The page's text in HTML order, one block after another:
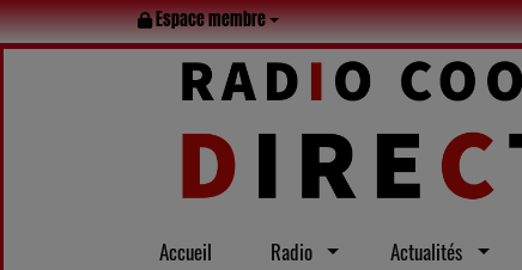
Espace membre
Accueil Radio Actualités